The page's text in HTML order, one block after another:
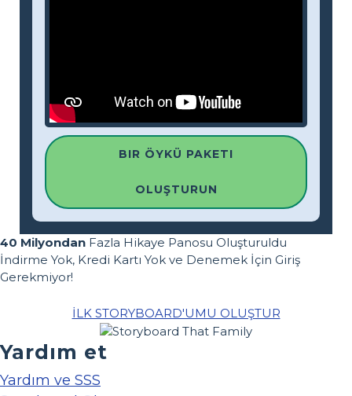
BIR ÖYKÜ PAKETI
OLUŞTURUN
40 Milyondan Fazla Hikaye Panosu Oluşturuldu
İndirme Yok, Kredi Kartı Yok ve Denemek İçin Giriş
Gerekmiyor!
İLK STORYBOARD'UMU OLUŞTUR
Yardım et
Yardım ve SSS